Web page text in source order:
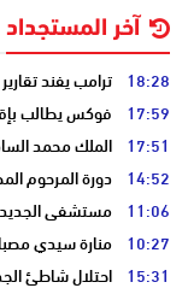
آخر المستجداد
18:28 ترامب يفند
17:59 فوكس يطالب
17:51 الملك محمد
14:52 دورة المرحوم
11:06 مستشفى
10:27 منارة سيدي
15:31 احتلال شاطئ